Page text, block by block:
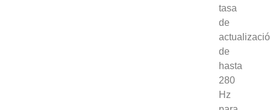
tasa
de
de
hasta
280
Hz